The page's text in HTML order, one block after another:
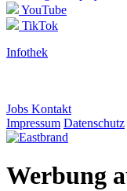
YouTube
TikTok
Infothek
Jobs Kontakt
Impressum Datenschutz
Werbung